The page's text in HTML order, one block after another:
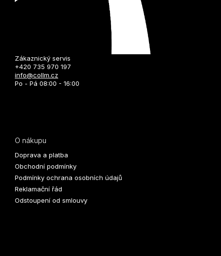
Zákaznický servis
+420 735 970 197
info@collm.cz
Po - Pá 08:00 - 16:00
O nákupu
Doprava a platba
Obchodní podmínky
Podmínky ochrana osobních údajů
Reklamační řád
Odstoupení od smlouvy